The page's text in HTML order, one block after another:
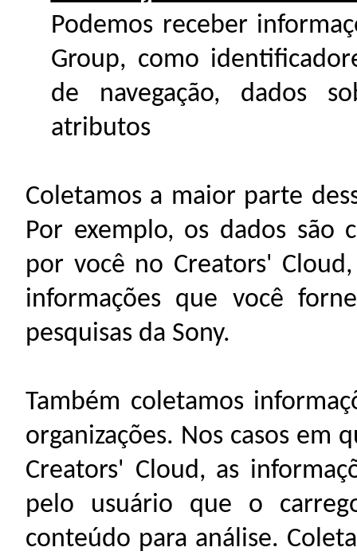
Podemos receber
Group, como
de navegação, dados
atributos
Coletamos a maior parte
Por exemplo, os dados são
por você no Creators'
informações que você
pesquisas da Sony.
Também coletamos
organizações. Nos casos em
Creators' Cloud, as
pelo usuário que o
conteúdo para análise.